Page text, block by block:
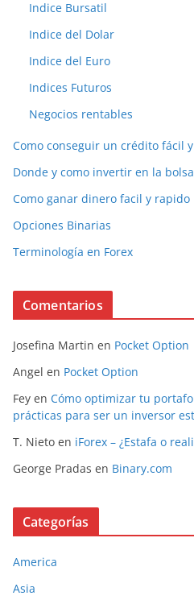
Indice Bursatil
Indice del Dolar
Indice del Euro
Indices Futuros
Negocios rentables
Como conseguir un crédito fácil
Donde y como invertir en la bolsa
Como ganar dinero facil y rapido
Opciones Binarias
Terminología en Forex
Comentarios
Josefina Martin en Pocket Option
Angel en Pocket Option
Fey en Cómo optimizar tu
prácticas para ser un inversor
T. Nieto en iForex – ¿Estafa o
George Pradas en Binary.com
Categorías
America
Asia